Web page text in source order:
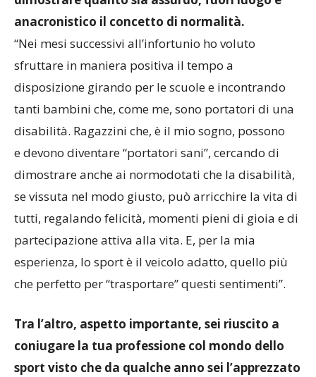
anacronistico il concetto di normalità.
“Nei mesi successivi all’infortunio ho voluto
sfruttare in maniera positiva il tempo a
disposizione girando per le scuole e incontrando
tanti bambini che, come me, sono portatori di una
disabilità. Ragazzini che, è il mio sogno, possono
e devono diventare “portatori sani”, cercando di
dimostrare anche ai normodotati che la disabilità,
se vissuta nel modo giusto, può arricchire la vita di
tutti, regalando felicità, momenti pieni di gioia e di
partecipazione attiva alla vita. E, per la mia
esperienza, lo sport è il veicolo adatto, quello più
che perfetto per “trasportare” questi sentimenti”.
Tra l’altro, aspetto importante, sei riuscito a
coniugare la tua professione col mondo dello
sport visto che da qualche anno sei l’apprezzato